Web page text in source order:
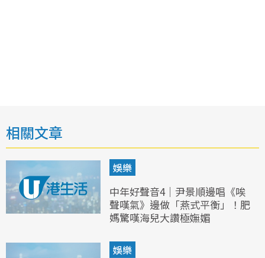
相關文章
娛樂
中年好聲音4｜尹景順邊唱《唉
聲嘆氣》邊做「燕式平衡」！肥
媽驚嘆海兒大讚極嫵媚
娛樂